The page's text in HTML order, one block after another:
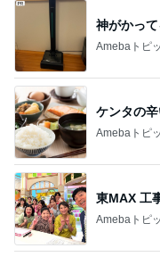
神がかっ
Amebaトピ
ケンタの
Amebaトピ
東MAX 工
Amebaトピ